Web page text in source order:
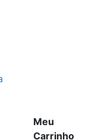
Meu
Carrinho